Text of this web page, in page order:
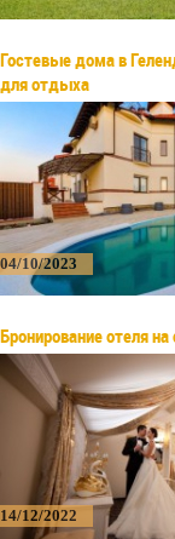
Гостевые дома в
для отдыха
04/10/2023
Бронирование отеля
14/12/2022